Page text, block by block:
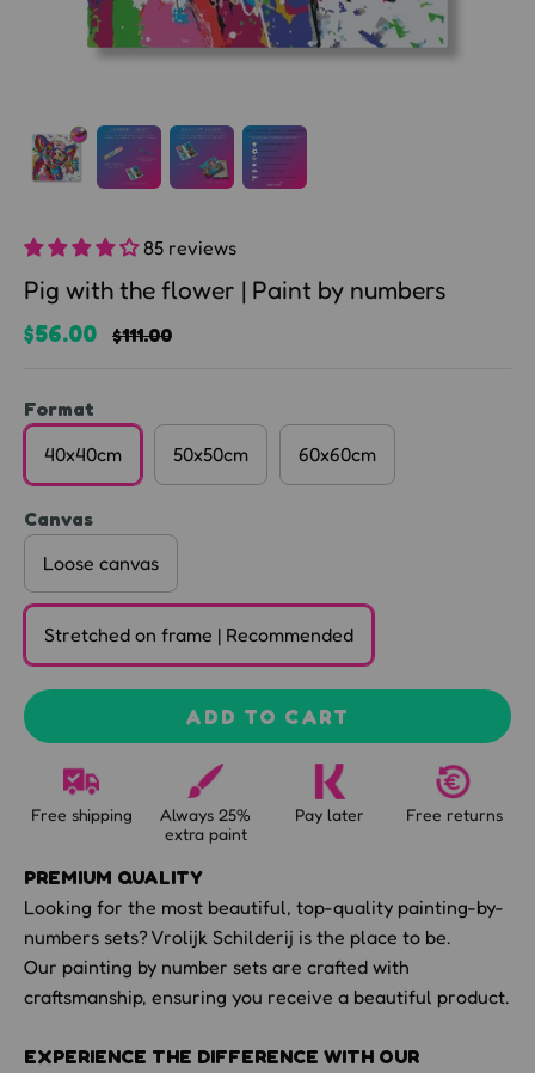
85 reviews
Pig with the flower | Paint by numbers
$56.00 $111.00
Format
40x40cm
50x50cm 60x60cm
Canvas
Loose canvas
Stretched on frame | Recommended
ADD TO CART
Free shipping
Always 25%
extra paint
Pay later Free returns
PREMIUM QUALITY
Looking for the most beautiful, top-quality painting-by-
numbers sets? Vrolijk Schilderij is the place to be.
Our painting by number sets are crafted with
craftsmanship, ensuring you receive a beautiful product.
EXPERIENCE THE DIFFERENCE WITH OUR